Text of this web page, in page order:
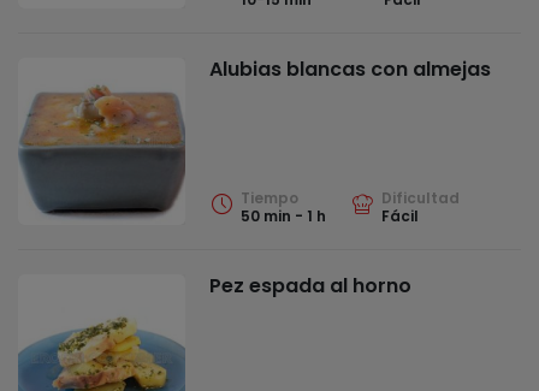
Alubias blancas con almejas
Tiempo
50 min - 1 h
Dificultad
Fácil
Pez espada al horno